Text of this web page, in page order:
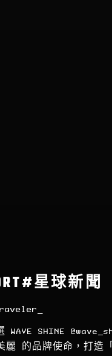
星球新聞
WAVE SHINE
麗
的品牌使命，打造